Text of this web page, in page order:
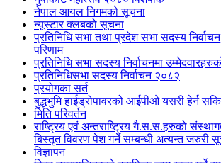
नेपाल आयल निगमको सूचना
न्यूस्टार क्लबको सूचना
प्रतिनिधि सभा तथा प्रदेश सभा सदस्य
परिणाम
प्रतिनिधि सभा सदस्य निर्वाचनमा
प्रतिनिधिसभा सदस्य निर्वाचन २०८२
प्रयोगका सर्त
बुद्धभुमि हाईड्रोपावरको आईपीओ यसरी हेर्न
मिति परिवर्तन
राष्ट्रिय एवं अन्तराष्ट्रिय गै.स.स.हरुको
बिस्तृत विवरण पेश गर्ने सम्बन्धी अत्यन्त जरुरी
विज्ञापन